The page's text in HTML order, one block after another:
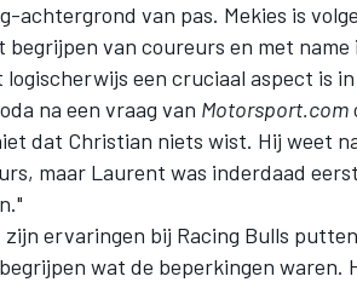
achtergrond van pas. Mekies is
van coureurs en met
een cruciaal aspect is
na een vraag van Motorsport.com
dat Christian niets wist. Hij weet
maar Laurent was inderdaad
ervaringen bij Racing Bulls
wat de beperkingen waren.